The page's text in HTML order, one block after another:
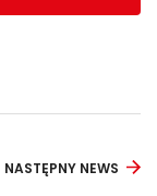
NASTĘPNY NEWS